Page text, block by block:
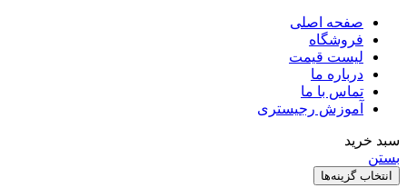
صفحه اصلی
فروشگاه
لیست قیمت
درباره ما
تماس با ما
آموزش رجیستری
خرید
انتخاب گزینه‌ها